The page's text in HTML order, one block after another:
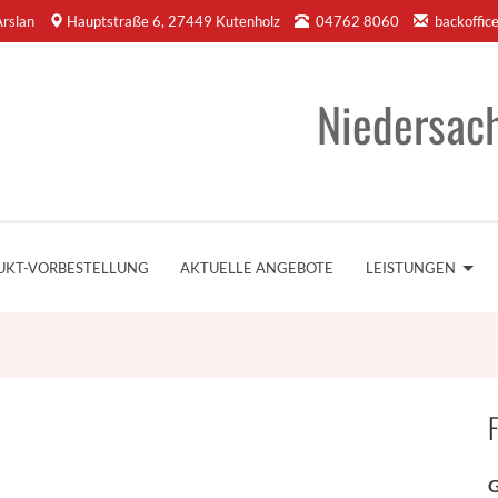
Hauptstraße 6, 27449 Kutenholz 04762 8060
VORBESTELLUNG AKTUELLE ANGEBOTE LEISTUNGEN